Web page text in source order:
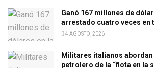
Ganó 167 millones de
arrestado cuatro veces en
4 AGOSTO, 2026
Militares italianos
petrolero de la “flota en la